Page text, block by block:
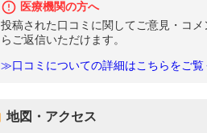
医療機関の方へ
投稿された口コミに関してご意見・コ
らご返信いただけます。
≫口コミについての詳細はこちらをご覧
地図・アクセス